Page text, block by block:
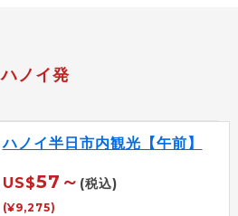
ハノイ発
ハノイ半日市内観光【午前】
US$57～ (税込)
(¥9,275)